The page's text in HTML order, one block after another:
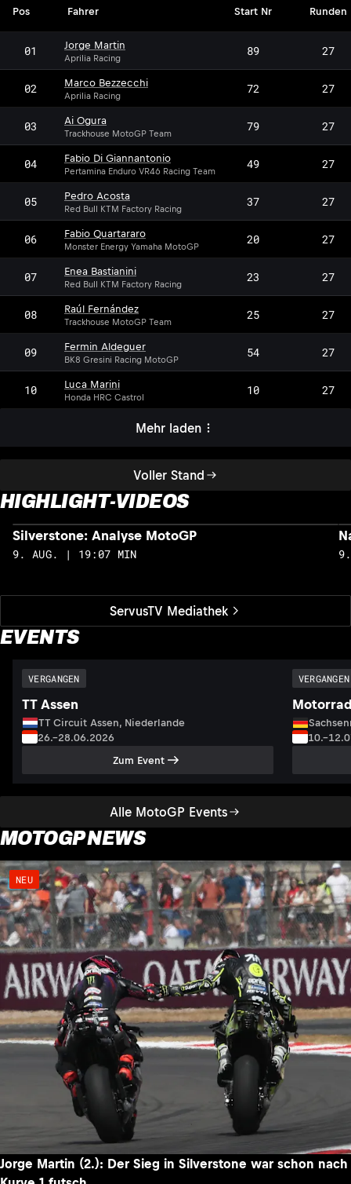
Voller Stand
Pos Fahrer Start Nr Runden
01 Jorge Martin
Aprilia Racing 89 27
02 Marco Bezzecchi
Aprilia Racing 72 27
03 Ai Ogura
Trackhouse MotoGP Team 79 27
04 Fabio Di Giannantonio
Pertamina Enduro VR46 Racing Team 49 27
05 Pedro Acosta
Red Bull KTM Factory Racing 37 27
06 Fabio Quartararo
Monster Energy Yamaha MotoGP 20 27
07 Enea Bastianini
Red Bull KTM Factory Racing 23 27
08 Raúl Fernández
Trackhouse MotoGP Team 25 27
09 Fermin Aldeguer
BK8 Gresini Racing MotoGP 54 27
10 Luca Marini
Honda HRC Castrol 10 27
Mehr laden
HIGHLIGHT-VIDEOS
ServusTV Mediathek
Silverstone: Analyse MotoGP
9. AUG. | 19:07 MIN
EVENTS
Alle MotoGP Events
VERGANGEN
TT Assen
TT Circuit Assen, Niederlande
26.–28.06.2026
Zum Event
VERGANGEN
MOTOGP NEWS
NEU
Jorge Martin (2.): Der Sieg in Silverstone war schon nach